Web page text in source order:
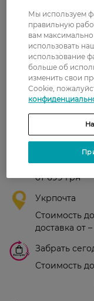
Рейтинг и
0
З 0 відгуків
Новая почта
В отделение
от 699 грн
Укрпочта
Стоимость
доставка от
Забрать
Стоимость
Мы используем
правильную
вам
использовать
использование
больше об
изменить свои
Cookie,